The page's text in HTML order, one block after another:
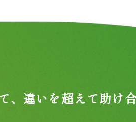
違いを超えて助け